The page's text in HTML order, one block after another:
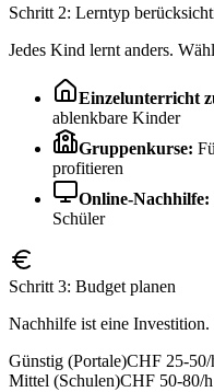
Schritt 2: Lerntyp
Jedes Kind lernt anders.
Einzelunterricht
ablenkbare Kinder
Gruppenkurse:
profitieren
Online-Nachhilfe:
Schüler
Schritt 3: Budget planen
Nachhilfe ist eine
Günstig (Portale)CHF 25-50/
Mittel (Schulen)CHF 50-80/h